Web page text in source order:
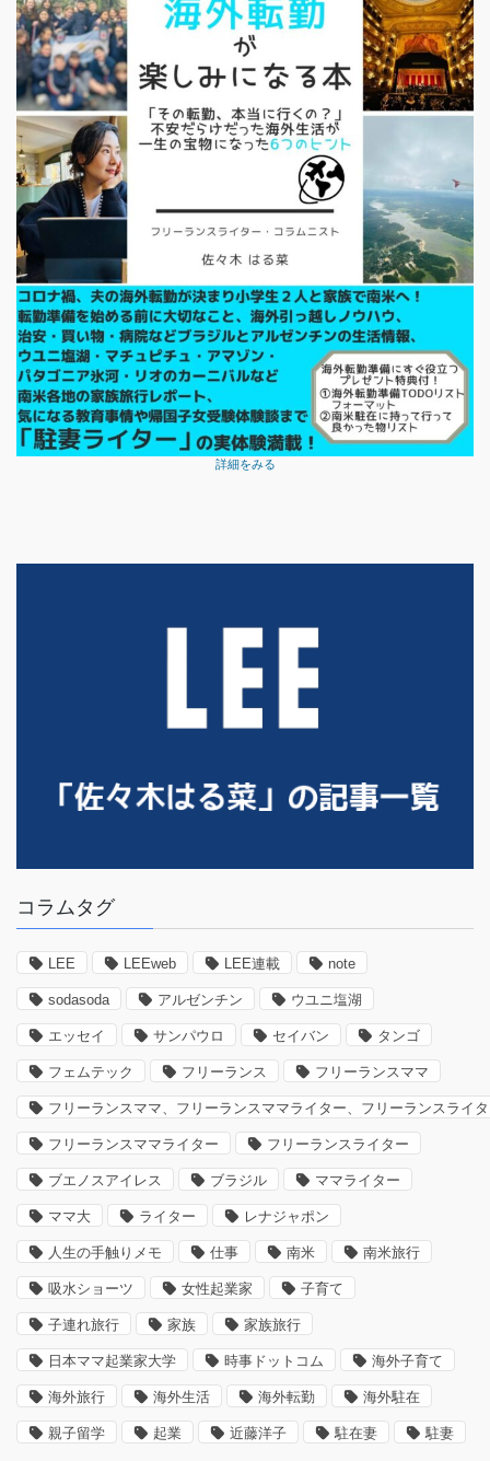
詳細をみる
コラムタグ
LEE LEEweb LEE連載 note
sodasoda アルゼンチン ウユニ塩湖
エッセイ サンパウロ セイバン タンゴ
フェムテック フリーランス フリーランスママ
フリーランスママ、フリーランスママライター、フリーランスライ
フリーランスママライター フリーランスライター
ブエノスアイレス ブラジル ママライター
ママ大 ライター レナジャポン
人生の手触りメモ 仕事 南米 南米旅行
吸水ショーツ 女性起業家 子育て
子連れ旅行 家族 家族旅行
日本ママ起業家大学 時事ドットコム 海外子育て
海外旅行 海外生活 海外転勤 海外駐在
親子留学 起業 近藤洋子 駐在妻 駐妻